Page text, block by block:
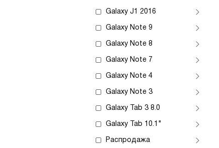
Galaxy J1 2016
Galaxy Note 9
Galaxy Note 8
Galaxy Note 7
Galaxy Note 4
Galaxy Note 3
Galaxy Tab 3 8.0
Galaxy Tab 10.1"
Распродажа